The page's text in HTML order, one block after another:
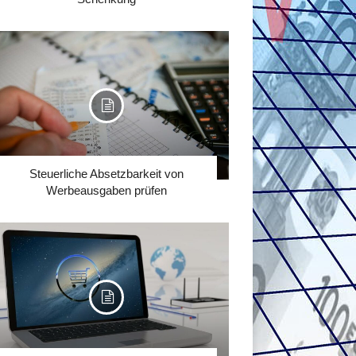
Steuerliche Absetzbarkeit von
Werbeausgaben prüfen